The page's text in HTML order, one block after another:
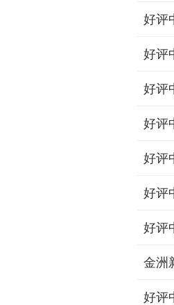
好评
好评
好评
好评
好评
好评
好评
金洲
好评